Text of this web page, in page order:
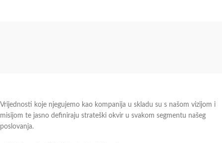
Vrijednosti koje njegujemo kao kompanija u skladu su s našom vizijom i
misijom te jasno definiraju strateški okvir u svakom segmentu našeg
poslovanja.